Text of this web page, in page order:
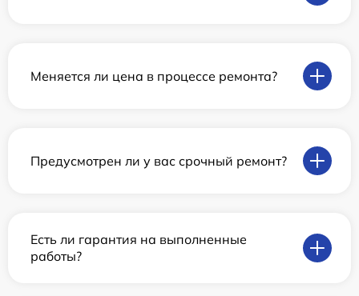
Меняется ли цена в процессе ремонта?
Предусмотрен ли у вас срочный ремонт?
Есть ли гарантия на выполненные
работы?